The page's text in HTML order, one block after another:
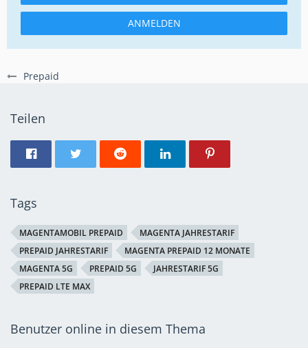
Prepaid
ANMELDEN
Teilen
Tags
MAGENTAMOBIL PREPAID
MAGENTA JAHRESTARIF
PREPAID JAHRESTARIF
MAGENTA PREPAID 12 MONATE
MAGENTA 5G
PREPAID 5G
JAHRESTARIF 5G
PREPAID LTE MAX
Benutzer online in diesem Thema